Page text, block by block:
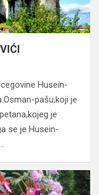
Husein-
pašu,koji je
je
se je Husein-